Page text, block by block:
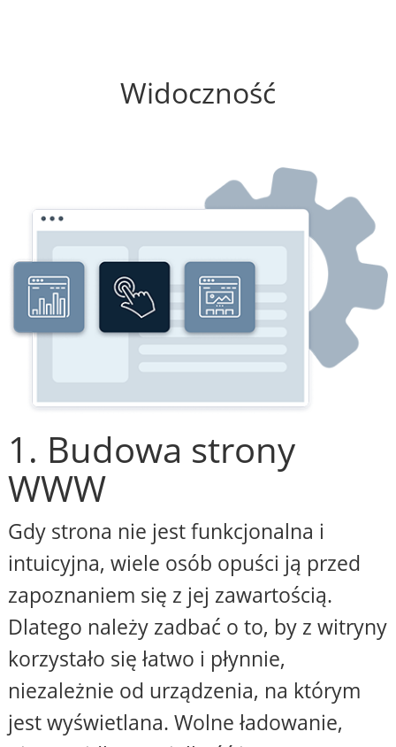
Widoczność
1. Budowa strony
WWW
Gdy strona nie jest funkcjonalna i
intuicyjna, wiele osób opuści ją przed
zapoznaniem się z jej zawartością.
Dlatego należy zadbać o to, by z witryny
korzystało się łatwo i płynnie,
niezależnie od urządzenia, na którym
jest wyświetlana. Wolne ładowanie,